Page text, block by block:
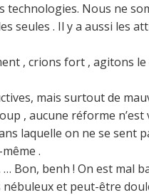
technologies. Nous ne
seules . Il y a aussi les
, crions fort , agitons
mais surtout de
, aucune réforme
laquelle on ne se
.
Bon, benh ! On est mal
et peut-être